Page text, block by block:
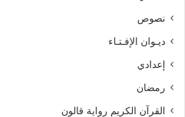
نصوص
ديـوان الإفـتـاء
إعدادي
رمضان
القرآن الكريم رواية قالون